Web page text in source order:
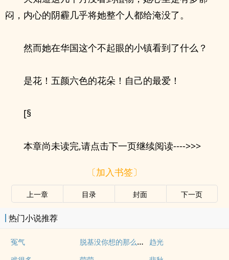
闷，内心的阴霾几乎将她整个人都给淹没了。
然而她在华国这个不起眼的小镇看到了什么？
是花！五颜六色的花朵！自己的最爱！
[§
本章尚未读完,请点击下一页继续阅读---->>>
〔加入书签〕
上一章 目录 封面 下一页
热门小说推荐
冤气 脱基没你想的那么简单
趋光